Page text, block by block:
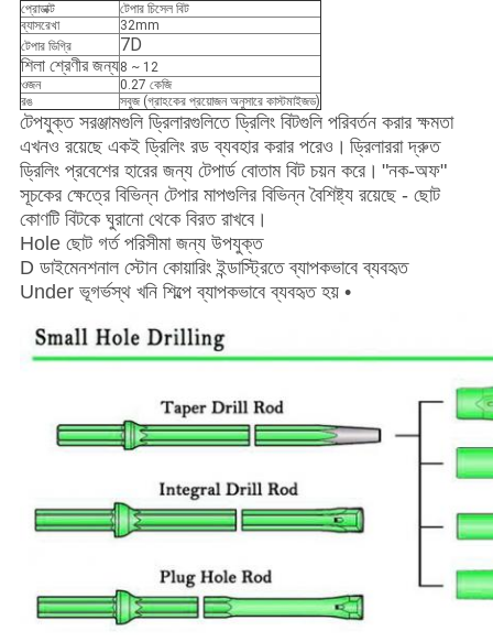
প্রোডাক্ট
টেপার চিসেল বিট
ব্যাসরেখা
32mm
টেপার ডিগ্রি
7D
শিলা শ্রেণীর জন্য8 ~ 12
ওজন
0.27 কেজি
রঙ
সবুজ (গ্রাহকের প্রয়োজন অনুসারে কাস্টমাইজড)
টেপযুক্ত সরঞ্জামগুলি ড্রিলারগুলিতে ড্রিলিং বিটগুলি পরিবর্তন করার ক্ষমতা
এখনও রয়েছে একই ড্রিলিং রড ব্যবহার করার পরেও। ড্রিলাররা দ্রুত
ড্রিলিং প্রবেশের হারের জন্য টেপার্ড বোতাম বিট চয়ন করে। "নক-অফ"
সূচকের ক্ষেত্রে বিভিন্ন টেপার মাপগুলির বিভিন্ন বৈশিষ্ট্য রয়েছে - ছোট
কোণটি বিটকে ঘুরানো থেকে বিরত রাখবে।
Hole ছোট গর্ত পরিসীমা জন্য উপযুক্ত
D ডাইমেনশনাল স্টোন কোয়ারিং ইন্ডাস্ট্রিতে ব্যাপকভাবে ব্যবহৃত
Under ভূগর্ভস্থ খনি শিল্পে ব্যাপকভাবে ব্যবহৃত হয় •